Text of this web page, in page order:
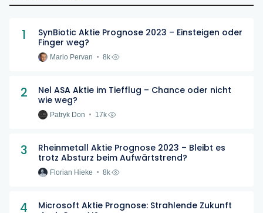
1
SynBiotic Aktie Prognose 2023 – Einsteigen oder
Finger weg?
Mario Pervan 8k
2
Nel ASA Aktie im Tiefflug – Chance oder nicht
wie weg?
Patryk Don 17k
3
Rheinmetall Aktie Prognose 2023 – Bleibt es
trotz Absturz beim Aufwärtstrend?
Florian Hieke 8k
4
Microsoft Aktie Prognose: Strahlende Zukunft